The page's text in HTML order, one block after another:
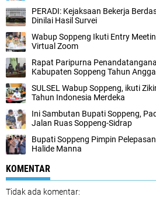
PERADI: Kejaksaan Bekerja
Dinilai Hasil Survei
Wabup Soppeng Ikuti Entry
Virtual Zoom
Rapat Paripurna
Kabupaten Soppeng Tahun
SULSEL Wabup Soppeng, ikuti
Tahun Indonesia Merdeka
Ini Sambutan Bupati Soppeng,
Jalan Ruas Soppeng-Sidrap
Bupati Soppeng Pimpin
Halide Manna
KOMENTAR
Tidak ada komentar: